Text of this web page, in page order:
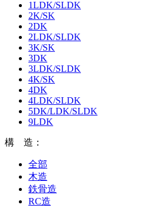
1LDK/SLDK
2K/SK
2DK
2LDK/SLDK
3K/SK
3DK
3LDK/SLDK
4K/SK
4DK
4LDK/SLDK
5DK/LDK/SLDK
9LDK
構 造：
全部
木造
鉄骨造
RC造